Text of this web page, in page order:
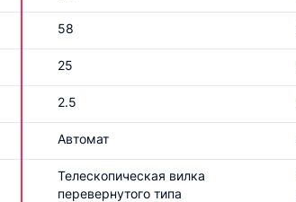
58
25
2.5
Автомат
Телескопическая вилка
перевернутого типа